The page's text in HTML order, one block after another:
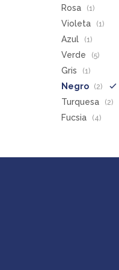
Rosa (1)
Violeta (1)
Azul (1)
Verde (5)
Gris (1)
Negro (2)
Turquesa (2)
Fucsia (4)